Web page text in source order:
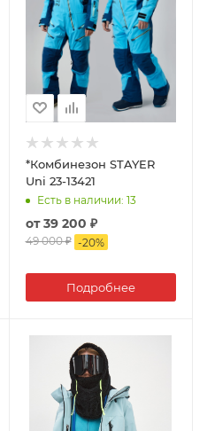
*Комбинезон STAYER
Uni 23-13421
Есть в наличии: 13
от39 200 ₽
49 000 ₽ -20%
Подробнее